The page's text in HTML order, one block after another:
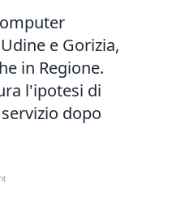
e Gorizia,
in Regione.
l'ipotesi di
dopo